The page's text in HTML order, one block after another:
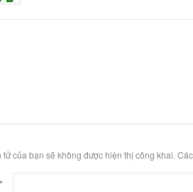
tử của bạn sẽ không được hiện thị công khai.
*